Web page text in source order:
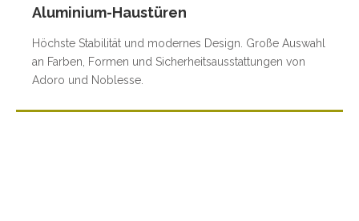
Aluminium-Haustüren
Höchste Stabilität und modernes Design. Große Auswahl
an Farben, Formen und Sicherheitsausstattungen von
Adoro und Noblesse.